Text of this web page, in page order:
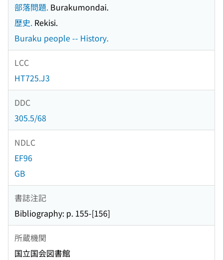
部落問題. Burakumondai.
歴史. Rekisi.
Buraku people -- History.
LCC
HT725.J3
DDC
305.5/68
NDLC
EF96
GB
書誌注記
Bibliography: p. 155-[156]
所蔵機関
国立国会図書館